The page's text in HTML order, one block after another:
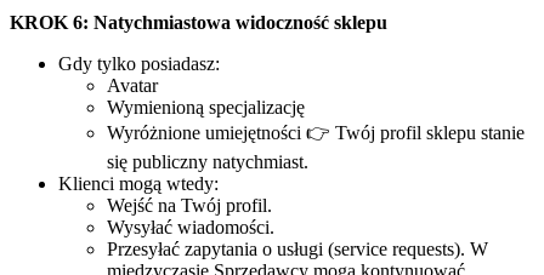
KROK 6: Natychmiastowa widoczność sklepu
Gdy tylko posiadasz:
Avatar
Wymienioną specjalizację
Wyróżnione umiejętności 👉 Twój profil sklepu stanie
się publiczny natychmiast.
Klienci mogą wtedy:
Wejść na Twój profil.
Wysyłać wiadomości.
Przesyłać zapytania o usługi (service requests). W